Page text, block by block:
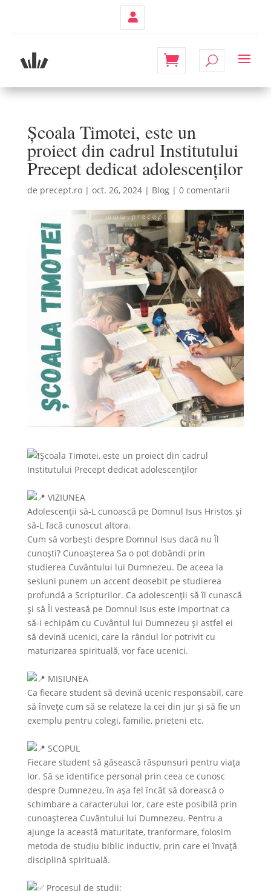
Școala Timotei, este un
proiect din cadrul Institutului
Precept dedicat adolescenților
de precept.ro| oct. 26, 2024| Blog| 0 comentarii
Școala Timotei, este un proiect din cadrul
Institutului Precept dedicat adolescenților
VIZIUNEA
Adolescenții să-L cunoască pe Domnul Isus Hristos și
să-L facă cunoscut altora.
Cum să vorbești despre Domnul Isus dacă nu Îl
cunoști? Cunoașterea Sa o pot dobândi prin
studierea Cuvântului lui Dumnezeu. De aceea la
sesiuni punem un accent deosebit pe studierea
profundă a Scripturilor. Ca adolescenții să îl cunască
și să Îl vesteasă pe Domnul Isus este importnat ca
să-i echipăm cu Cuvântul lui Dumnezeu și astfel ei
să devină ucenici, care la rândul lor potrivit cu
maturizarea spirituală, vor face ucenici.
MISIUNEA
Ca fiecare student să devină ucenic responsabil, care
să învețe cum să se relateze la cei din jur și să fie un
exemplu pentru colegi, familie, prieteni etc.
SCOPUL
Fiecare student să găsească răspunsuri pentru viața
lor. Să se identifice personal prin ceea ce cunosc
despre Dumnezeu, în așa fel încât să dorească o
schimbare a caracterului lor, care este posibilă prin
cunoașterea Cuvântului lui Dumnezeu. Pentru a
ajunge la această maturitate, tranformare, folosim
metoda de studiu biblic inductiv, prin care ei învață
disciplină spirituală.
Procesul de studii: